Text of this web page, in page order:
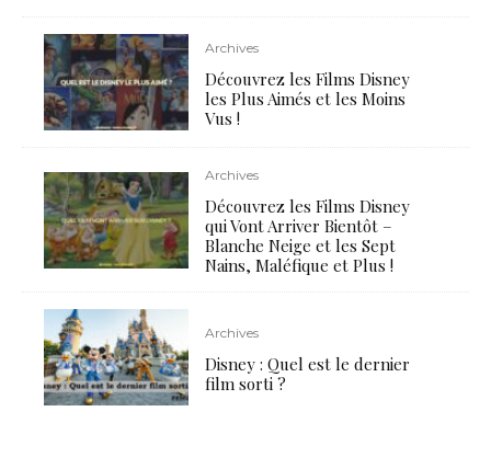
Archives
Découvrez les Films Disney
les Plus Aimés et les Moins
Vus !
Archives
Découvrez les Films Disney
qui Vont Arriver Bientôt –
Blanche Neige et les Sept
Nains, Maléfique et Plus !
Archives
Disney : Quel est le dernier
film sorti ?